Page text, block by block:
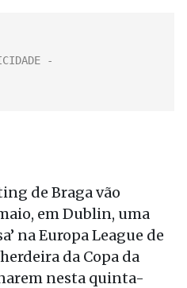
de Braga vão
em Dublin, uma
na Europa League de
da Copa da
nesta quinta-